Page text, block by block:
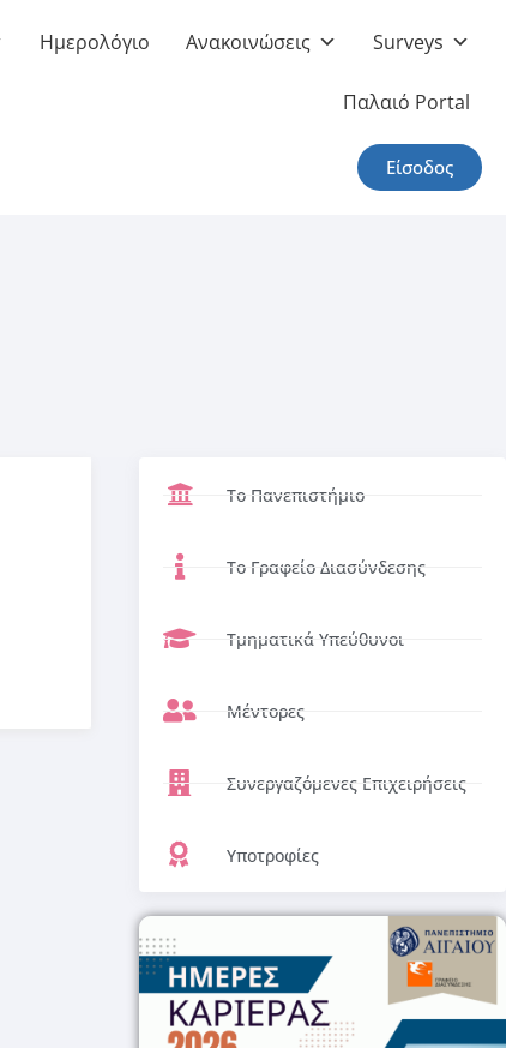
Ημερολόγιο Ανακοινώσεις Surveys
Παλαιό Portal
Είσοδος
Το Πανεπιστήμιο
Το Γραφείο Διασύνδεσης
Τμηματικά Υπεύθυνοι
Μέντορες
Συνεργαζόμενες Επιχειρήσεις
Υποτροφίες